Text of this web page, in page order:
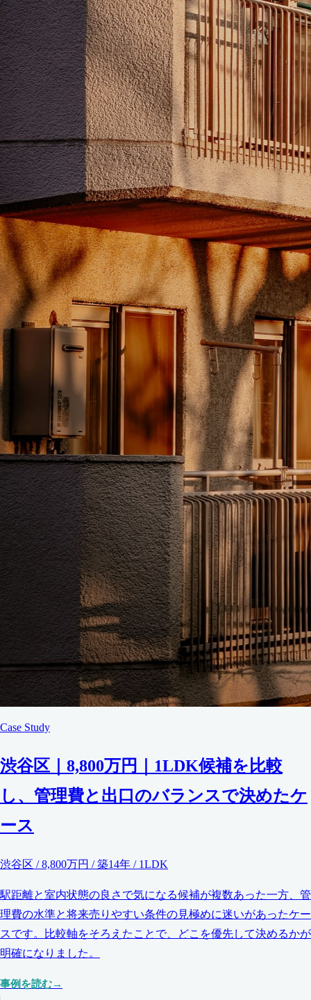
Case Study
渋谷区｜8,800万円｜1LDK候補を比較
し、管理費と出口のバランスで決めたケ
ース
渋谷区 / 8,800万円 / 築14年 / 1LDK
駅距離と室内状態の良さで気になる候補が複数あった一方、管
理費の水準と将来売りやすい条件の見極めに迷いがあったケー
スです。比較軸をそろえたことで、どこを優先して決めるかが
明確になりました。
事例を読む